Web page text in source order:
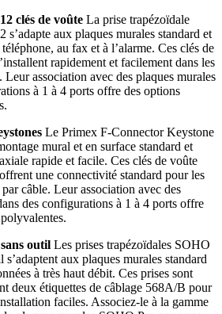
clés de voûte La prise trapézoïdale
aux plaques murales standard et
au fax et à l’alarme. Ces clés de
rapidement et facilement dans les
Leur association avec des plaques murales
à 1 à 4 ports offre des options
Le Primex F-Connector Keystone
mural et en surface standard et
rapide et facile. Ces clés de voûte
une connectivité standard pour les
câble. Leur association avec des
des configurations à 1 à 4 ports offre
outil Les prises trapézoïdales SOHO
aux plaques murales standard
à très haut débit. Ces prises sont
deux étiquettes de câblage 568A/B pour
faciles. Associez-le à la gamme